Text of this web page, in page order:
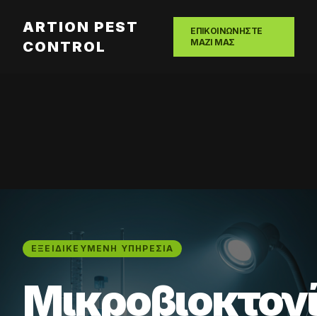
ARTION PEST
CONTROL
ΕΠΙΚΟΙΝΩΝΗΣΤΕ
ΜΑΖΙ ΜΑΣ
ΕΞΕΙΔΙΚΕΥΜΈΝΗ ΥΠΗΡΕΣΊΑ